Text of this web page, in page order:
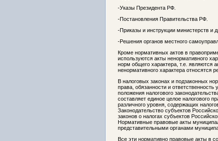
-Указы Президента РФ.
-Постановления Правительства РФ.
-Приказы и инструкции министерств и
-Решения органов местного
Кроме нормативных актов в
используются акты ненормативного
норм общего характера, т.е. являются
ненормативного характера относятся
В налоговых законах и подзаконных
права, обязанности и
положения налогового
составляет единое целое налогового
различного уровня, содержащих
Законодательство субъектов
законов о налогах субъектов
Нормативные правовые акты
представительными органами
Все эти нормативно правовые акты в